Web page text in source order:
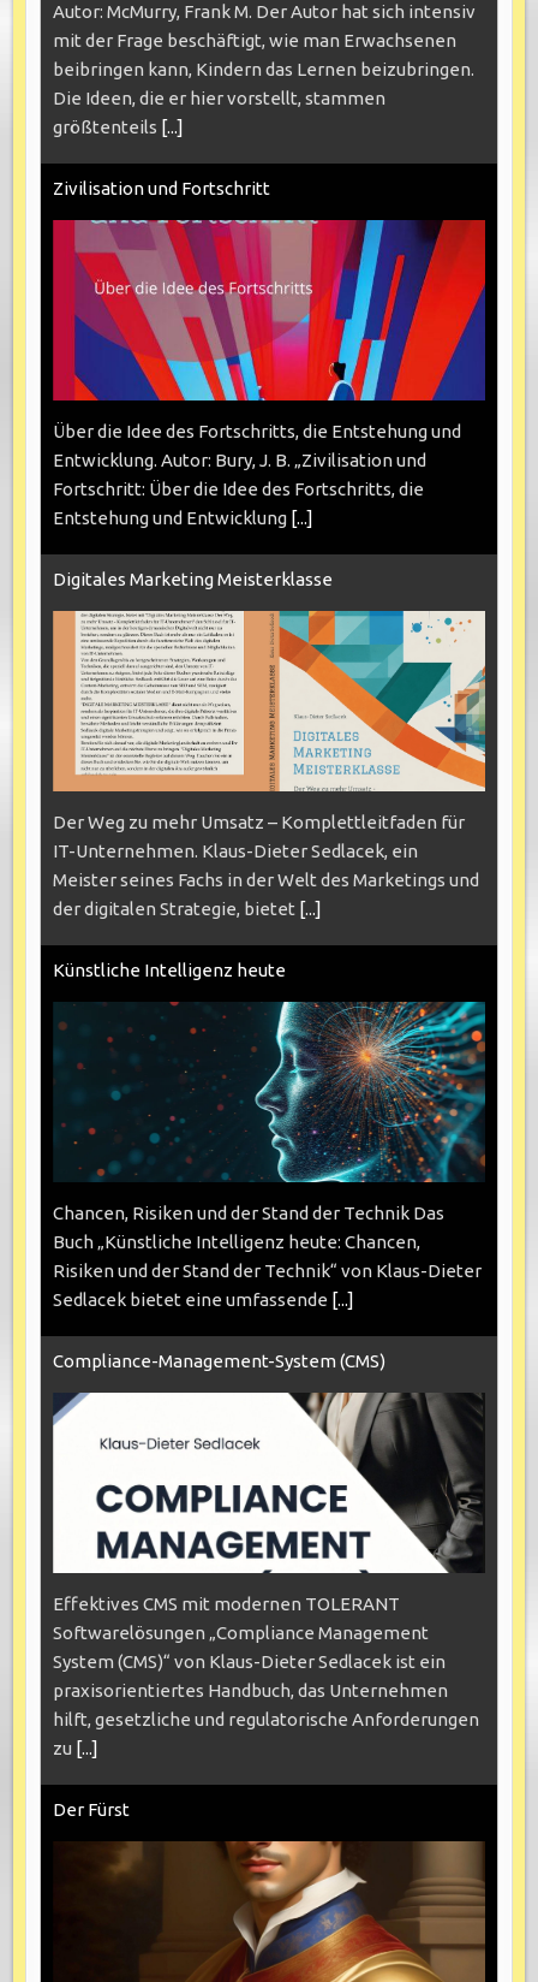
Autor: McMurry, Frank M. Der Autor hat sich intensiv
mit der Frage beschäftigt, wie man Erwachsenen
beibringen kann, Kindern das Lernen beizubringen.
Die Ideen, die er hier vorstellt, stammen
größtenteils [...]
Zivilisation und Fortschritt
Über die Idee des Fortschritts, die Entstehung und
Entwicklung. Autor: Bury, J. B. „Zivilisation und
Fortschritt: Über die Idee des Fortschritts, die
Entstehung und Entwicklung [...]
Digitales Marketing Meisterklasse
Der Weg zu mehr Umsatz – Komplettleitfaden für
IT-Unternehmen. Klaus-Dieter Sedlacek, ein
Meister seines Fachs in der Welt des Marketings und
der digitalen Strategie, bietet [...]
Künstliche Intelligenz heute
Chancen, Risiken und der Stand der Technik Das
Buch „Künstliche Intelligenz heute: Chancen,
Risiken und der Stand der Technik“ von Klaus-Dieter
Sedlacek bietet eine umfassende [...]
Compliance-Management-System (CMS)
Effektives CMS mit modernen TOLERANT
Softwarelösungen „Compliance Management
System (CMS)“ von Klaus-Dieter Sedlacek ist ein
praxisorientiertes Handbuch, das Unternehmen
hilft, gesetzliche und regulatorische Anforderungen
zu [...]
Der Fürst